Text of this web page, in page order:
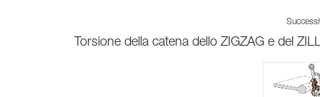
Torsione della catena dello ZIGZAG e del